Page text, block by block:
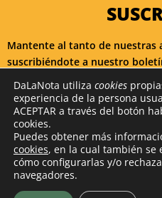
Mantente al tanto de nuestras
suscribiéndote a nuestro
¡ME
2026 DaLaNota. Diseño y
DaLaNota utiliza cookies
experiencia de la persona
ACEPTAR a través del botón
cookies.
Puedes obtener más
cookies, en la cual también se
cómo configurarlas y/o
navegadores.